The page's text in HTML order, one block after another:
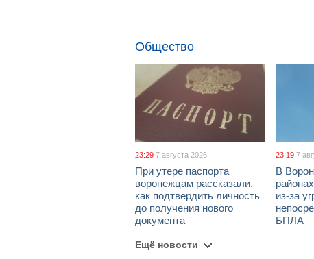
Общество
23:29 7 августа 2026
При утере паспорта
воронежцам рассказали,
как подтвердить личность
до получения нового
документа
23:19 7
В
из-за
БПЛА
Ещё новости